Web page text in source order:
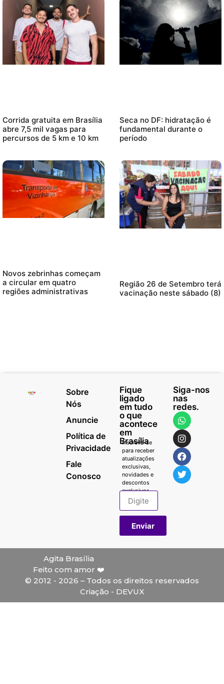
Corrida gratuita em Brasília
abre 7,5 mil vagas para
percursos de 5 km e 10 km
Seca no DF: hidratação é
fundamental durante o
período
Novos zebrinhas começam
a circular em quatro
regiões administrativas
Região 26 de Setembro terá
vacinação neste sábado (8)
Sobre
Nós
Anuncie
Política de
Privacidade
Fale
Conosco
Fique
ligado
em tudo
o que
acontece
em
Brasília
Inscreva-se
para receber
atualizações
exclusivas,
novidades e
descontos
exclusivos.
Enviar
Siga-nos
nas
redes.
Agita Brasília
Feito com amor ❤️
© 2012 - 2026 – Todos os direitos reservados
Criação - DEVUX